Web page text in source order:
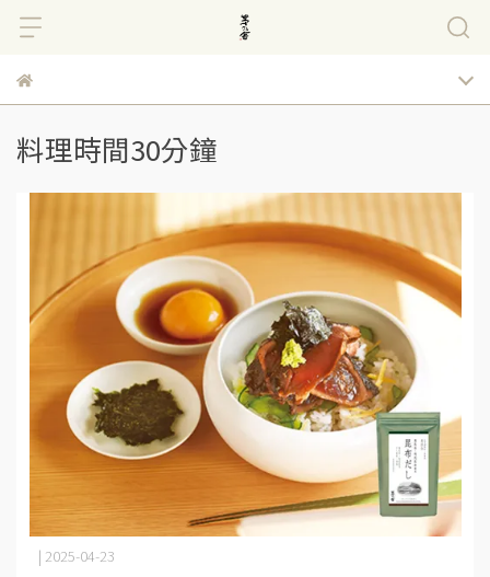
料理時間30分鐘
| 2025-04-23